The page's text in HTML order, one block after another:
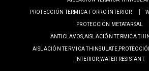
PROTECCIÓN TERMICA FORRO INTERIOR
PROTECCIÓN METATARSAL
ANTICLAVOS,AISLACIÓN TERMICA
AISLACIÓN TERMICA
INTERIOR,WATER RESISTANT